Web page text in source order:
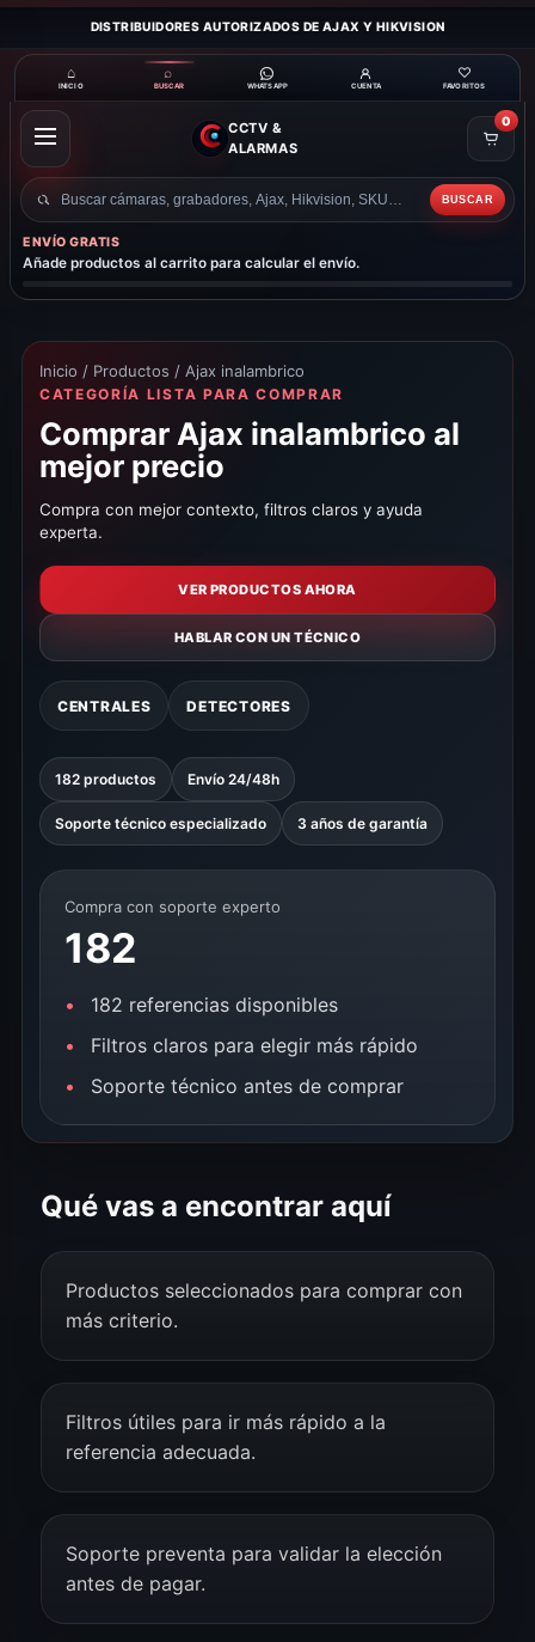
DISTRIBUIDORES AUTORIZADOS DE AJAX Y HIKVISION
⌂
INICIO
⌕
BUSCAR WHATSAPP CUENTA
♡
FAVORITOS
ABRIR
MENÚ
CCTV &
ALARMAS
Buscar
productos
BUSCAR
0
ENVÍO GRATIS
Añade productos al carrito para calcular el envío.
Inicio / Productos / Ajax inalambrico
CATEGORÍA LISTA PARA COMPRAR
Comprar Ajax inalambrico al
mejor precio
Compra con mejor contexto, filtros claros y ayuda
experta.
VER PRODUCTOS AHORA
HABLAR CON UN TÉCNICO
CENTRALES DETECTORES
182 productos Envío 24/48h
Soporte técnico especializado 3 años de garantía
Compra con soporte experto
182
182 referencias disponibles
Filtros claros para elegir más rápido
Soporte técnico antes de comprar
Qué vas a encontrar aquí
Productos seleccionados para comprar con
más criterio.
Filtros útiles para ir más rápido a la
referencia adecuada.
Soporte preventa para validar la elección
antes de pagar.